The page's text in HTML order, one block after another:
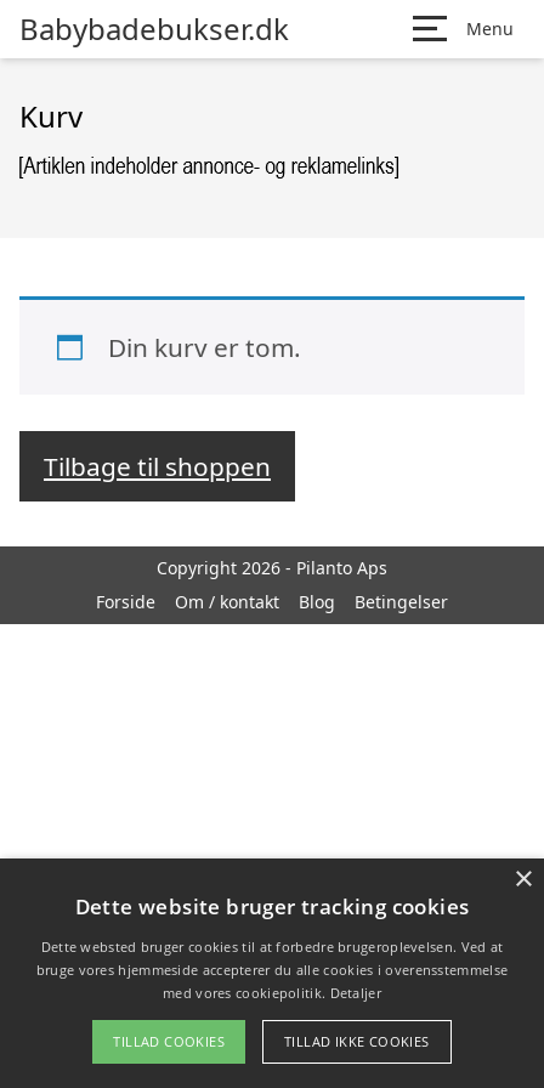
Babybadebukser.dk Menu
Kurv
Din kurv er tom.
Tilbage til shoppen
Copyright 2026 - Pilanto Aps
Forside
Om / kontakt Blog Betingelser
×
Dette website bruger tracking cookies
Dette websted bruger cookies til at forbedre brugeroplevelsen. Ved at
bruge vores hjemmeside accepterer du alle cookies i overensstemmelse
med vores cookiepolitik. Detaljer
TILLAD COOKIES TILLAD IKKE COOKIES